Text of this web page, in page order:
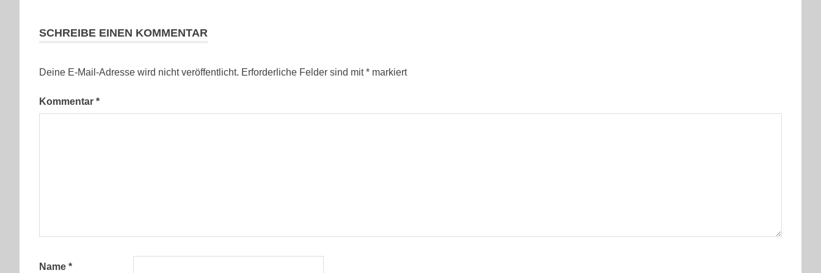
SCHREIBE EINEN KOMMENTAR
Deine E-Mail-Adresse wird nicht veröffentlicht. Erforderliche Felder sind mit* markiert
Kommentar *
Name *